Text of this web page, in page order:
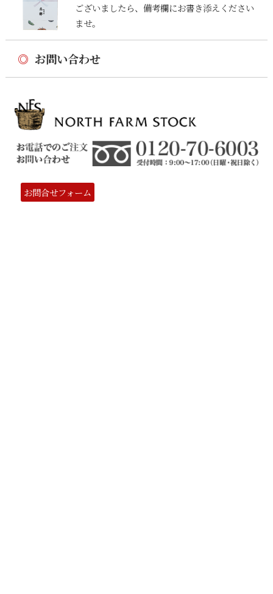
ございましたら、備考欄にお書き添えください
ませ。
◎ お問い合わせ
お問合せフォーム